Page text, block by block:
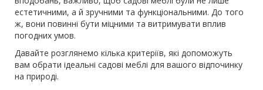
естетичними, а й зручними та функціональними. До того
ж, вони повинні бути міцними та витримувати вплив
погодних умов.
Давайте розглянемо кілька критеріїв, які допоможуть
вам обрати ідеальні садові меблі для вашого відпочинку
на природі.